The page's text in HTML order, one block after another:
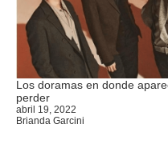
Los doramas en donde
perder
abril 19, 2022
Brianda Garcini